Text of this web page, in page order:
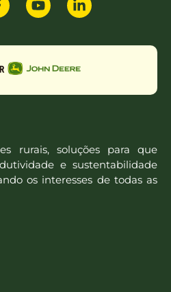
rurais, soluções para que
e sustentabilidade
os interesses de todas as